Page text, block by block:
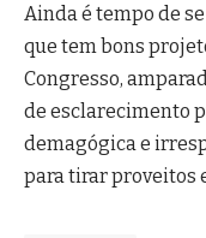
Ainda é tempo de
que tem bons
Congresso,
de esclarecimento
demagógica e
para tirar proveitos